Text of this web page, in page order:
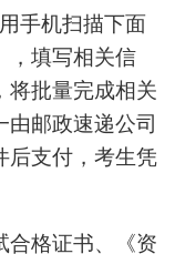
手机扫描下面
，填写相关信
将批量完成相关
邮政速递公司
后支付，考生凭
合格证书、《资